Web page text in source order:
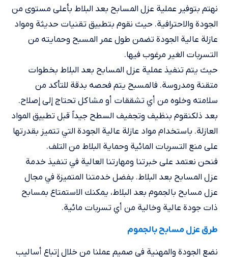
نهتم بتوفير عملية عزل المسابح بعد البلاط بأعلى مستوى من
الجودة والاحترافية. حيث نقوم بتطبيق تقنيات حديثة ومواد
عازلة عالية الجودة تضمن طول عمر المسبح وحمايته من
التسربات الغير مرغوب فيها.
حيث يتم تنفيذ عملية عزل المسابح بعد البلاط بخطوات
متقنة ومدروسة. فالمسبح يتم فحصه بدقة للتأكد من
سلامته وخلوه من أي تشققات أو مشاكل تحتاج إلى إصلاح.
بعد ذلكنقوم بنظيف وتجفيف السطح جيداً قبل تطبيق المواد
العازلة. باستخدام مواد عازلة عالية الجودة التي تتميز بقدرتها
على منع التسربات المائية وحماية البلاط من التلف.
فنحن نعتمد على خبرتنا ومهارتنا العالية في تنفيذ خدمة
عزل المسابح بعد البلاط. بفضل خدمتنا المتميزة في مجال
عزل مسابح بالجموم بعد البلاط، يمكنك الاستمتاع بمسابح
ذات جودة عالية وخالية من أي تسربات مائية.
طرق عزل مسابح بالجموم
نضع الجودة والمهنية في صميم عملنا من خلال إتباع أساليب